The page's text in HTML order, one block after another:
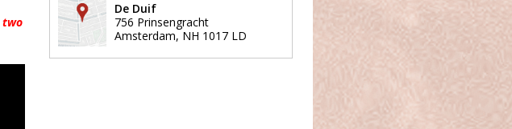
two
De Duif
756 Prinsengracht
Amsterdam, NH 1017 LD